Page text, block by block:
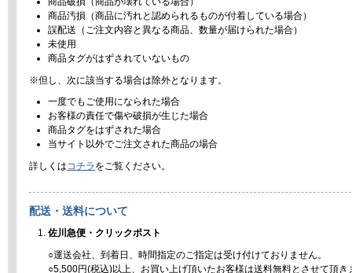
商品汚損（商品に汚れと認められるものが付着している場合）
誤配送（ご注文内容と異なる商品、数量が届けられた場合）
未使用
商品タグがはずされていないもの
※但し、次に該当する場合は除外となります。
一度でもご使用になられた場合
お客様の責任で傷や破損が生じた場合
商品タグをはずされた場合
当サイト以外でご注文された商品の場合
詳しくは コチラ をご覧ください。
配送・送料について
佐川急便・クリックポスト
○運送会社、到着日、時間指定のご指定は受け付けておりません。
○5,500円(税込)以上、お買い上げ頂いたお客様は送料無料とさせて頂き